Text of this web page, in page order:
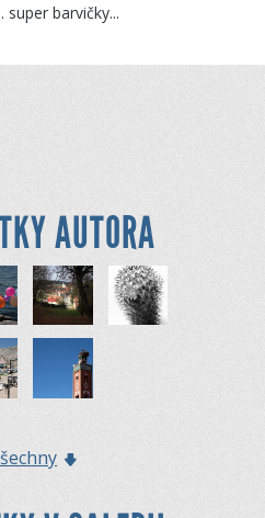
barvičky...
AUTORA